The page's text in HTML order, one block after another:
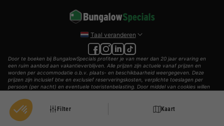
Filter Kaart
Taal veranderen
Door te boeken bij BungalowSpecials profiteer je van meer dan 20 jaar ervaring en
een ruim aanbod aan vakantieverblijven. Alle prijzen zijn actuele vanaf prijzen en
worden per accommodatie o.b.v. plaats- en beschikbaarheid weergegeven. Deze
prijzen zijn inclusief btw en exclusief reserveringskosten, verplichte toeslagen per
persoon (per nacht) en eventuele toeristenbelasting. Door middel van cookies willen
© 2002 - 2025 AddGuests B.V. Alle rechten voorbehouden.